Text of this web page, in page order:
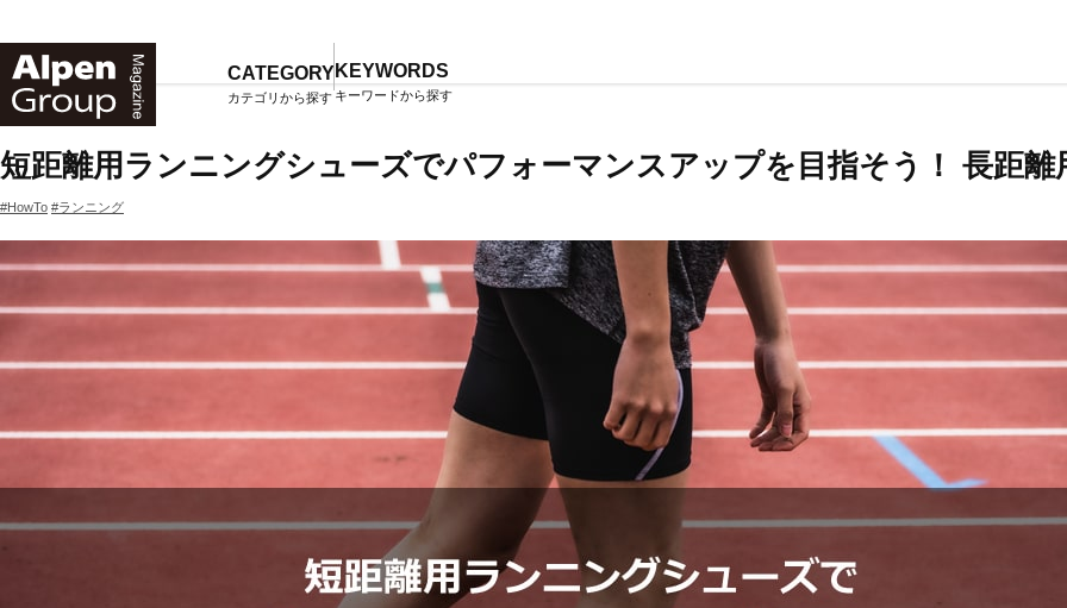
CATEGORY
カテゴリから探す
KEYWORDS
キーワードから探す
TOP マガジン一覧
短距離用ランニングシューズでパフォーマンスアップを目指そう！ 長距離
#HowTo #ランニング